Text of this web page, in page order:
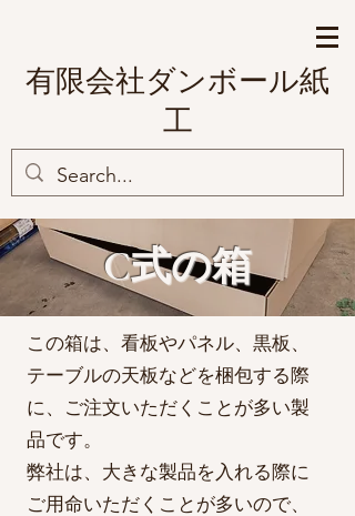
有限会社ダンボール紙
工
C式の箱
この箱は、看板やパネル、黒板、
テーブルの天板などを梱包する際
に、ご注文いただくことが多い製
品です。
弊社は、大きな製品を入れる際に
ご用命いただくことが多いので、